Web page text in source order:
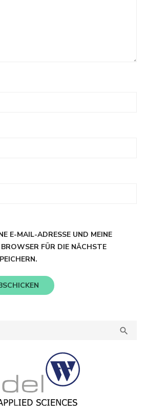
E-MAIL-ADRESSE UND MEINE
FÜR DIE NÄCHSTE
